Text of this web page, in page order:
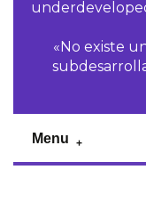
«No existe
Menu